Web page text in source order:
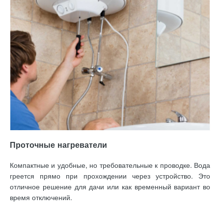
Проточные нагреватели
Компактные и удобные, но требовательные к проводке. Вода
греется прямо при прохождении через устройство. Это
отличное решение для дачи или как временный вариант во
время отключений.